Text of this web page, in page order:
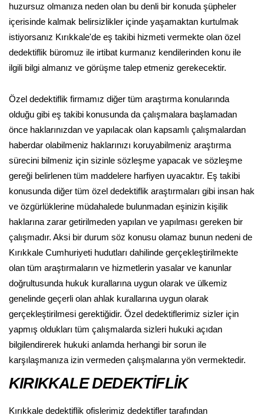
huzursuz olmanıza neden olan bu denli bir konuda şüpheler
içerisinde kalmak belirsizlikler içinde yaşamaktan kurtulmak
istiyorsanız Kırıkkale'de eş takibi hizmeti vermekte olan özel
dedektiflik büromuz ile irtibat kurmanız kendilerinden konu ile
ilgili bilgi almanız ve görüşme talep etmeniz gerekecektir.
Özel dedektiflik firmamız diğer tüm araştırma konularında
olduğu gibi eş takibi konusunda da çalışmalara başlamadan
önce haklarınızdan ve yapılacak olan kapsamlı çalışmalardan
haberdar olabilmeniz haklarınızı koruyabilmeniz araştırma
sürecini bilmeniz için sizinle sözleşme yapacak ve sözleşme
gereği belirlenen tüm maddelere harfiyen uyacaktır. Eş takibi
konusunda diğer tüm özel dedektiflik araştırmaları gibi insan hak
ve özgürlüklerine müdahalede bulunmadan eşinizin kişilik
haklarına zarar getirilmeden yapılan ve yapılması gereken bir
çalışmadır. Aksi bir durum söz konusu olamaz bunun nedeni de
Kırıkkale Cumhuriyeti hudutları dahilinde gerçekleştirilmekte
olan tüm araştırmaların ve hizmetlerin yasalar ve kanunlar
doğrultusunda hukuk kurallarına uygun olarak ve ülkemiz
genelinde geçerli olan ahlak kurallarına uygun olarak
gerçekleştirilmesi gerektiğidir. Özel dedektiflerimiz sizler için
yapmış oldukları tüm çalışmalarda sizleri hukuki açıdan
bilgilendirerek hukuki anlamda herhangi bir sorun ile
karşılaşmanıza izin vermeden çalışmalarına yön vermektedir.
KIRIKKALE DEDEKTİFLİK
Kırıkkale dedektiflik ofislerimiz dedektifler tarafından